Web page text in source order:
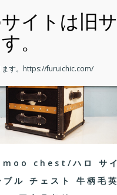
chest/ハロ サイ
ブル チェスト 牛柄毛英
す。 https://furuichic.com/